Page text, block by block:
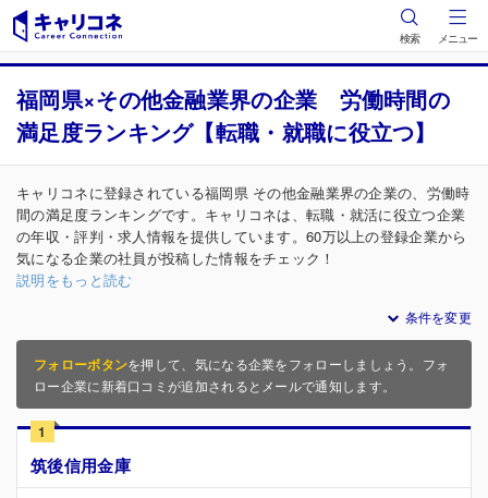
検索 メニュー
福岡県×その他金融業界の企業 労働時間の
満足度ランキング【転職・就職に役立つ】
キャリコネに登録されている福岡県 その他金融業界の企業の、労働時
間の満足度ランキングです。キャリコネは、転職・就活に役立つ企業
の年収・評判・求人情報を提供しています。60万以上の登録企業から
気になる企業の社員が投稿した情報をチェック！
説明をもっと読む
条件を変更
フォローボタンを押して、気になる企業をフォローしましょう。フォ
ロー企業に新着口コミが追加されるとメールで通知します。
1
筑後信用金庫